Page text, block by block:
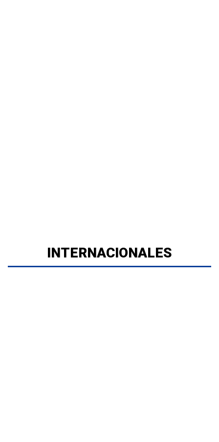
INTERNACIONALES